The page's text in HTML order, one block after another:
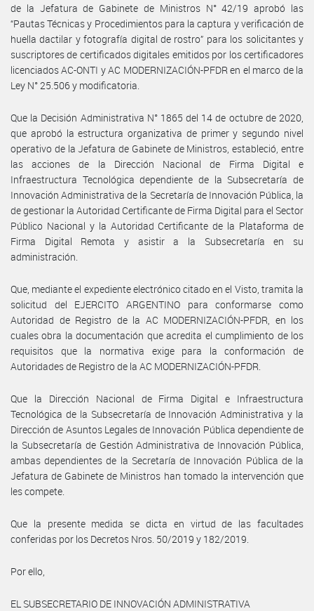
de la Jefatura de Gabinete de Ministros N° 42/19 aprobó las
“Pautas Técnicas y Procedimientos para la captura y verificación de
huella dactilar y fotografía digital de rostro” para los solicitantes y
suscriptores de certificados digitales emitidos por los certificadores
licenciados AC-ONTI y AC MODERNIZACIÓN-PFDR en el marco de la
Ley N° 25.506 y modificatoria.
Que la Decisión Administrativa N° 1865 del 14 de octubre de 2020,
que aprobó la estructura organizativa de primer y segundo nivel
operativo de la Jefatura de Gabinete de Ministros, estableció, entre
las acciones de la Dirección Nacional de Firma Digital e
Infraestructura Tecnológica dependiente de la Subsecretaría de
Innovación Administrativa de la Secretaría de Innovación Pública, la
de gestionar la Autoridad Certificante de Firma Digital para el Sector
Público Nacional y la Autoridad Certificante de la Plataforma de
Firma Digital Remota y asistir a la Subsecretaría en su
administración.
Que, mediante el expediente electrónico citado en el Visto, tramita la
solicitud del EJERCITO ARGENTINO para conformarse como
Autoridad de Registro de la AC MODERNIZACIÓN-PFDR, en los
cuales obra la documentación que acredita el cumplimiento de los
requisitos que la normativa exige para la conformación de
Autoridades de Registro de la AC MODERNIZACIÓN-PFDR.
Que la Dirección Nacional de Firma Digital e Infraestructura
Tecnológica de la Subsecretaría de Innovación Administrativa y la
Dirección de Asuntos Legales de Innovación Pública dependiente de
la Subsecretaría de Gestión Administrativa de Innovación Pública,
ambas dependientes de la Secretaría de Innovación Pública de la
Jefatura de Gabinete de Ministros han tomado la intervención que
les compete.
Que la presente medida se dicta en virtud de las facultades
conferidas por los Decretos Nros. 50/2019 y 182/2019.
Por ello,
EL SUBSECRETARIO DE INNOVACIÓN ADMINISTRATIVA